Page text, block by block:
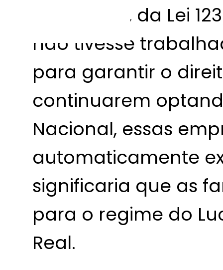
17, inciso XI, da Lei
não tivesse
para garantir o
continuarem
Nacional, essas
automaticamente
significaria que as
para o regime do
Real.